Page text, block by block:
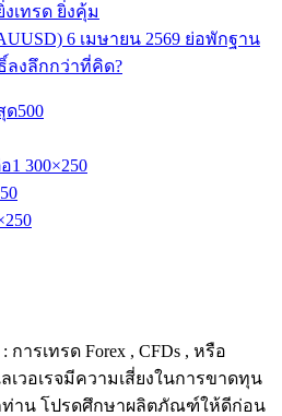
เทรด ยิ่งคุ้ม
6 เมษายน 2569 ย่อพักฐาน
งลึกกว่าที่คิด?
: การเทรด Forex , CFDs , หรือ
วอเรจมีความเสี่ยงในการขาดทุน
ท่าน โปรดศึกษาผลิตภัณฑ์ให้ดีก่อน